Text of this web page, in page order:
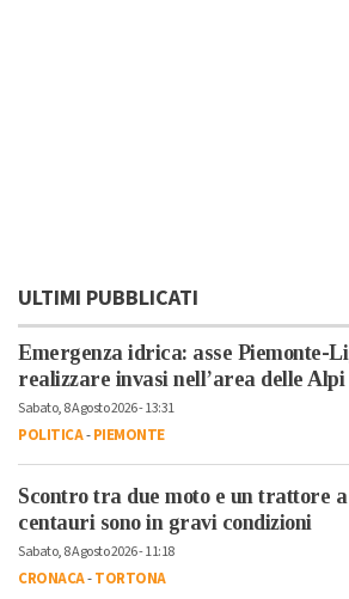
ULTIMI PUBBLICATI
Emergenza idrica: asse Piemonte-
realizzare invasi nell’area delle
Sabato, 8 Agosto 2026 - 13:31
POLITICA-PIEMONTE
Scontro tra due moto e un trattore
centauri sono in gravi condizioni
Sabato, 8 Agosto 2026 - 11:18
CRONACA-TORTONA